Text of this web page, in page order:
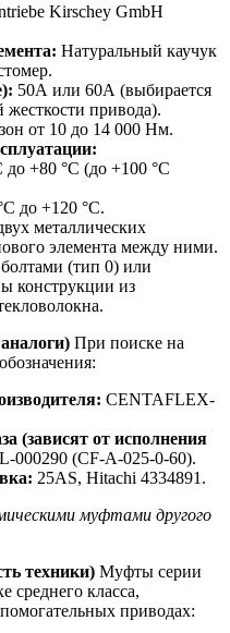
Kirschey GmbH
Натуральный каучук
50А или 60А (выбирается
жесткости привода).
от 10 до 14 000 Нм.
до +80 °C (до +100 °C
до +120 °C.
металлических
элемента между ними.
(тип 0) или
конструкции из
При поиске на
CENTAFLEX-
(зависят от исполнения
000290 (CF-A-025-0-60).
25AS, Hitachi 4334891.
муфтами другого
техники) Муфты серии
среднего класса,
приводах: